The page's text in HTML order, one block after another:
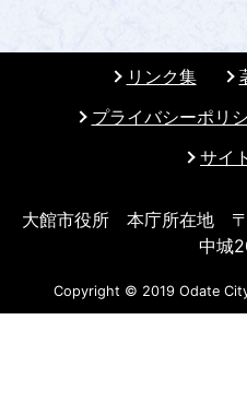
リンク集
プライバシーポリ
サイ
大館市役所 本庁所在地
中城
Copyright © 2019 Odate